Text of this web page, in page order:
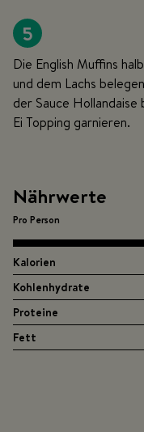
5
Die English Muffins
und dem Lachs
der Sauce Hollandaise
Ei Topping garnieren.
Nährwerte
Pro Person
Kalorien
Kohlenhydrate
Proteine
Fett